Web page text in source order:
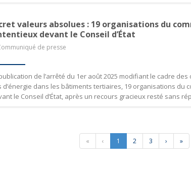
valeurs absolues : 19 organisations du
devant le Conseil d’État
de presse
de l’arrêté du 1er août 2025 modifiant le cadre
d’énergie dans les bâtiments tertiaires, 19 organisations du
le Conseil d’État, après un recours gracieux resté sans
« ‹ 1 2 3 › »